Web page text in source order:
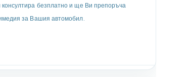
безплатно и ще Ви препоръча
за Вашия автомобил.